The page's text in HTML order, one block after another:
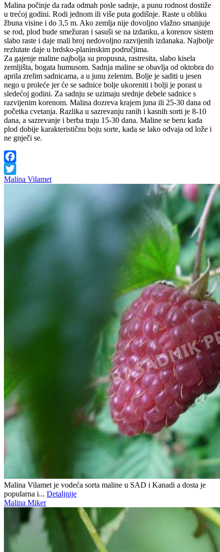
Malina počinje da rađa odmah posle sadnje, a punu rodnost dostiže
u trećoj godini. Rodi jednom ili više puta godišnje. Raste u obliku
žbuna visine i do 3,5 m. Ako zemlja nije dovoljno vlažno smanjuje
se rod, plod bude smežuran i sasuši se na izdanku, a korenov sistem
slabo raste i daje mali broj nedovoljno razvijenih izdanaka. Najbolje
rezlutate daje u brdsko-planinskim područjima.
Za gajenje maline najbolja su propusna, rastresita, slabo kisela
zemljišta, bogata humusom. Sadnja maline se obavlja od oktobra do
aprila zrelim sadnicama, a u junu zelenim. Bolje je saditi u jesen
nego u proleće jer će se sadnice bolje ukoreniti i bolji je porast u
sledećoj godini. Za sadnju se uzimaju srednje debele sadnice s
razvijenim korenom. Malina dozreva krajem juna ili 25-30 dana od
početka cvetanja. Razlika u sazrevanju ranih i kasnih sorti je 8-10
dana, a sazrevanje i berba traju 15-30 dana. Maline se beru kada
plod dobije karakterističnu boju sorte, kada se lako odvaja od lože i
ne gnječi se.
Facebook
Twitter
Malina Vilamet
Malina Vilamet je vodeća sorta maline u SAD i Kanadi a dosta je
popularna i... Detaljnije
Malina Miker